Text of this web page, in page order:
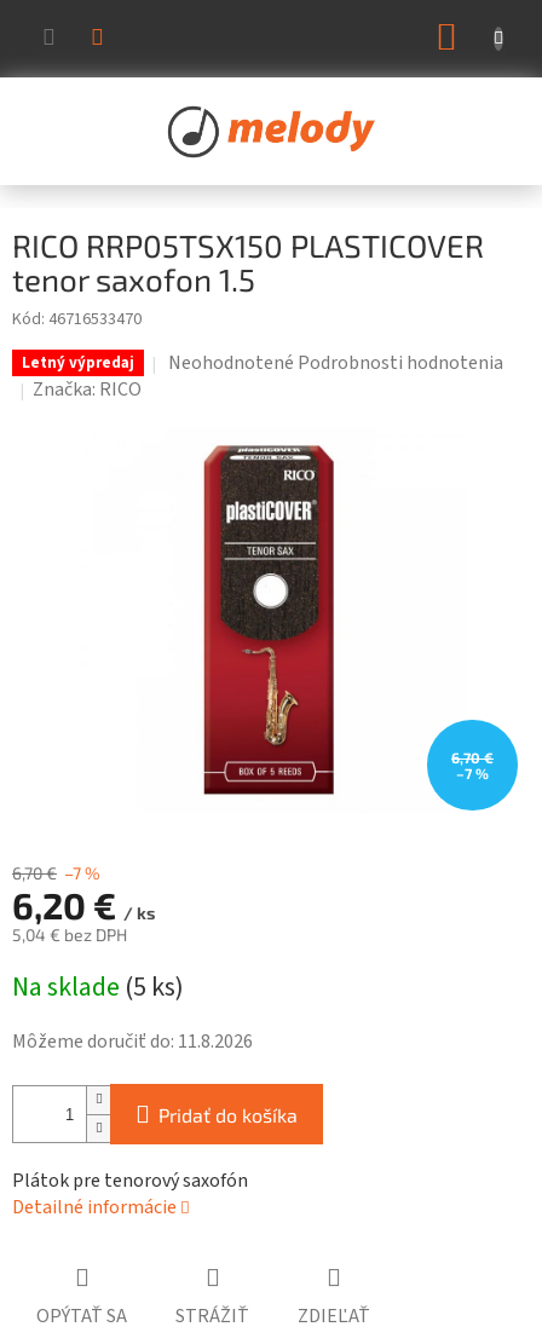
obsah
RICO RRP05TSX150 PLASTICOVER
tenor saxofon 1.5
Kód: 46716533470
Letný výpredaj
Priemerné
hviezdičiek.
Neohodnotené Podrobnosti hodnotenia
Značka: RICO
6,70 €
–7 %
6,70 € –7 %
6,20 € / ks
5,04 € bez DPH
cena:
Na sklade (5 ks)
Môžeme doručiť do: 11.8.2026
Pridať do košíka
Plátok pre tenorový saxofón
Detailné informácie
OPÝTAŤ SA STRÁŽIŤ ZDIEĽAŤ